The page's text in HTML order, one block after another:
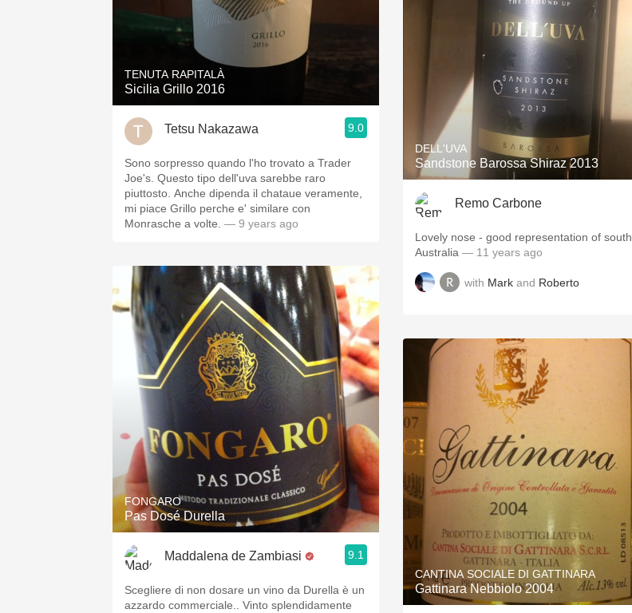
TENUTA RAPITALÀ
Sicilia Grillo 2016
Tetsu Nakazawa 9.0
Sono sorpresso quando l'ho trovato a Trader
Joe's. Questo tipo dell'uva sarebbe raro
piuttosto. Anche dipenda il chataue veramente,
mi piace Grillo perche e' similare con
Monrasche a volte. — 9 years ago
FONGARO
Pas Dosé Durella
Maddalena de Zambiasi 9.1
Scegliere di non dosare un vino da Durella è un
azzardo commerciale.. Vinto splendidamente
DELL'UVA
Sandstone Barossa Shiraz 2013
Remo Carbone
Lovely nose - good representation of south
Australia — 11 years ago
with Mark and Roberto
CANTINA SOCIALE DI GATTINARA
Gattinara Nebbiolo 2004